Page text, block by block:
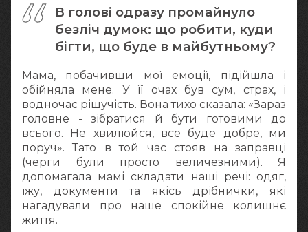
В голові одразу промайнуло
безліч думок: що робити, куди
бігти, що буде в майбутньому?
Мама, побачивши мої емоції, підійшла і
обійняла мене. У її очах був сум, страх, і
водночас рішучість. Вона тихо сказала: «Зараз
головне - зібратися й бути готовими до
всього. Не хвилюйся, все буде добре, ми
поруч». Тато в той час стояв на заправці
(черги були просто величезними). Я
допомагала мамі складати наші речі: одяг,
їжу, документи та якісь дрібнички, які
нагадували про наше спокійне колишнє
життя.